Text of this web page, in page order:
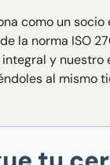
como un
la norma ISO
y
al mismo